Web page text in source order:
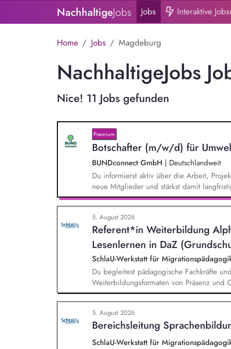
NachhaltigeJobs Jobs Interaktive
Home Jobs Magdeburg
NachhaltigeJobs
Nice! 11 Jobs gefunden
Premium
Botschafter (m/w/d) für
BUNDconnect GmbH | Deutschlandweit
Du informierst aktiv über die Arbeit,
neue Mitglieder und stärkst damit
beantwortest Fragen zu Umwelt-, Arten-
Gewissen. Du unterstützt Kampagnen
von Unterschriften für Petitionen.
5. August 2026
Referent*in Weiterbildung
Lesenlernen in DaZ
SchlaU-Werkstatt für
Du begleitest pädagogische Fachkräfte
Weiterbildungsformaten von Präsenz und
und erstellst Online-Selbstlernkurse für
Schwerpunkte liegen dabei auf den
Mehrsprachigkeitsbewusstsein und
5. August 2026
Bereichsleitung
SchlaU-Werkstatt für